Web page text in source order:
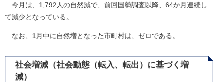
今月は、1,792人の自然減で、前回国勢調査以降、64か月連続し
て減少となっている。
なお、1月中に自然増となった市町村は、ゼロである。
社会増減（社会動態（転入、転出）に基づく増
減）